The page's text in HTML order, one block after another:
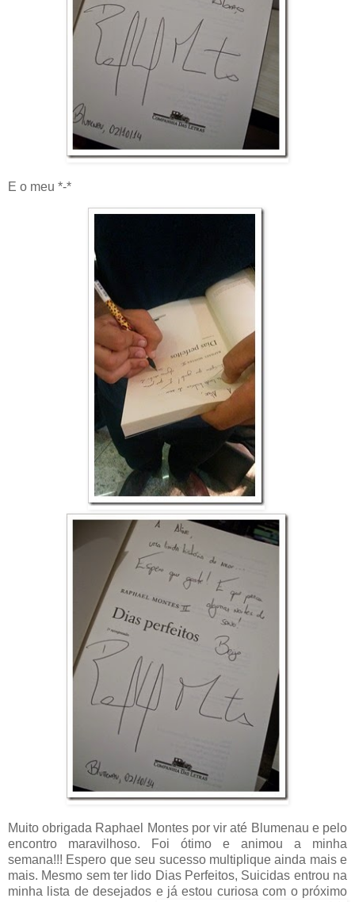
E o meu *-*
Muito obrigada Raphael Montes por vir até Blumenau e pelo
encontro maravilhoso. Foi ótimo e animou a minha
semana!!! Espero que seu sucesso multiplique ainda mais e
mais. Mesmo sem ter lido Dias Perfeitos, Suicidas entrou na
minha lista de desejados e já estou curiosa com o próximo